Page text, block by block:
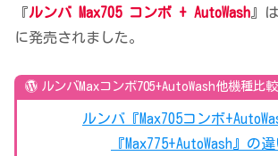
『ルンバ Max705 コンボ + AutoWash 』
に発売されました。
ルンバMaxコンボ705+AutoWash他機種比
ルンバ『Max705コンボ
『Max775+AutoWash』の